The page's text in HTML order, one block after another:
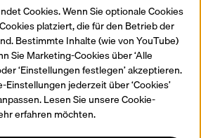
die europäische Kultur, den
der Jahrhunderte wurde
durch menschliche Gewalt zerstört. Als
Schildes genießt das Museum Plantin-
Cookies. Wenn Sie optionale Cookies
platziert, die für den Betrieb der
Bestimmte Inhalte (wie von YouTube)
Sie Marketing-Cookies über ‘Alle
‘Einstellungen festlegen’ akzeptieren.
jederzeit über ‘Cookies’
Lesen Sie unsere Cookie-
erfahren möchten.